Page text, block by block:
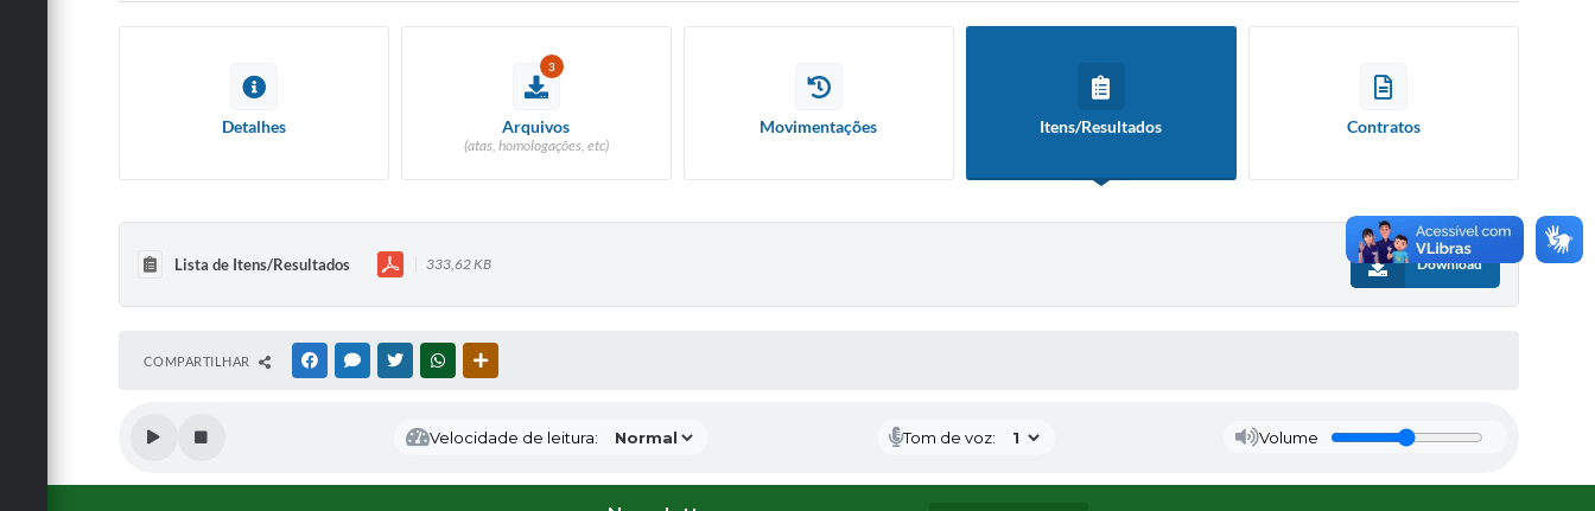
Detalhes
3
Arquivos
(atas, homologações, etc)
Movimentações Itens/Resultados Contratos
Lista de Itens/Resultados 333,62 KB Download
COMPARTILHAR FACEBOOKMESSENGER
TWITTERWHATSAPP
Velocidade de leitura: Tom de voz: Volume